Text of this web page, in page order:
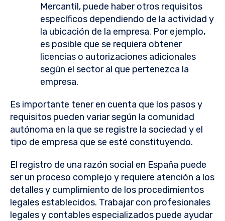
Mercantil, puede haber otros requisitos
específicos dependiendo de la actividad y
la ubicación de la empresa. Por ejemplo,
es posible que se requiera obtener
licencias o autorizaciones adicionales
según el sector al que pertenezca la
empresa.
Es importante tener en cuenta que los pasos y
requisitos pueden variar según la comunidad
autónoma en la que se registre la sociedad y el
tipo de empresa que se esté constituyendo.
El registro de una razón social en España puede
ser un proceso complejo y requiere atención a los
detalles y cumplimiento de los procedimientos
legales establecidos. Trabajar con profesionales
legales y contables especializados puede ayudar